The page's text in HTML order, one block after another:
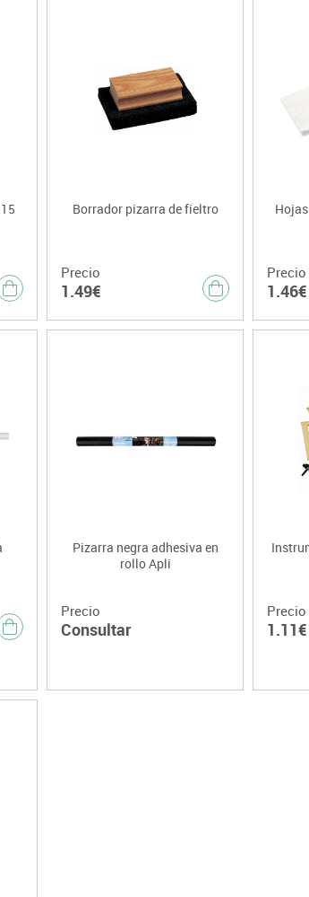
Borrador pizarra de fieltro
Precio
1.49€ 1.46€
Pizarra negra adhesiva en
rollo Apli
Precio
Consultar 1.11€